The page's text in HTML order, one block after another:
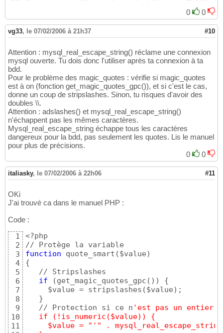
14
15
16
18
19
20
21
22
?>
Et quand je récupere mes données, que je l
Merci
++
Ps : et quand magic_quotes est sur on
0 0
vg33, le 07/02/2006 à 21h37 #10
Attention : mysql_real_escape_string() réclame une connexion
mysql ouverte. Tu dois donc l'utiliser après ta connexion à ta
bdd.
Pour le problème des magic_quotes : vérifie si magic_quotes
est à on (fonction get_magic_quotes_gpc()), et si c'est le cas,
donne un coup de stripslashes. Sinon, tu risques d'avoir des
doubles \\.
Attention : adslashes() et mysql_real_escape_string()
n'échappent pas les mêmes caractères.
Mysql_real_escape_string échappe tous les caractères
dangereux pour la bdd, pas seulement les quotes. Lis le manuel
pour plus de précisions.
0
0
italiasky, le 07/02/2006 à 22h06 #11
OKi
J'ai trouvé ca dans le manuel PHP :
Code :
1
2
3
4
5
6
7
8
9
10
11
<?php
function quote_smart ($value)
{
   // Stripslashes
if
(get_magic_quotes_gpc ( ) )
{
     $value = stripslashes
($value) ;
}
   // Protection si ce n
'est pas un entier
   if (!is_numeric($value)) {
     $value = "'
" .